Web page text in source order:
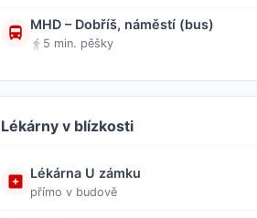
MHD – Dobříš, náměstí (bus)
5 min. pěšky
Lékárny v blízkosti
Lékárna U zámku
přímo v budově